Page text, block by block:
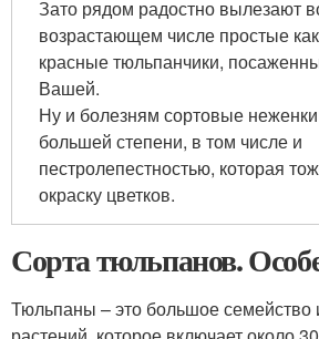
Зато рядом радостно вылезают
возрастающем числе простые
красные тюльпанчики,
Вашей.
Ну и болезням сортовые
большей степени, в том числе и
пестролепестностью, которая
окраску цветков.
Сорта тюльпанов.
Тюльпаны – это большое семейство